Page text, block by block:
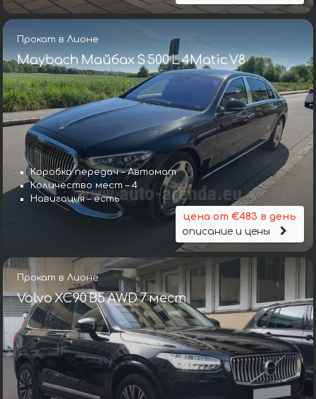
Прокат в Лионе
Maybach Майбах S 500 L 4Matic V8
Коробка передач – Автомат
Количество мест – 4
Навигация – есть
цена от €483 в день
описание и цены
Прокат в Лионе
Volvo XC90 B5 AWD 7 мест